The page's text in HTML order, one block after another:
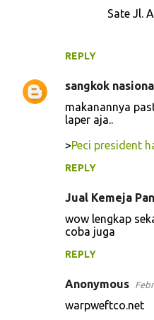
REPLY
Sate Jl.
sangkok
makanannya
laper aja..
>Peci president
REPLY
Jual Kemeja
wow lengkap
coba juga
REPLY
Anonymous
warpweftco.net